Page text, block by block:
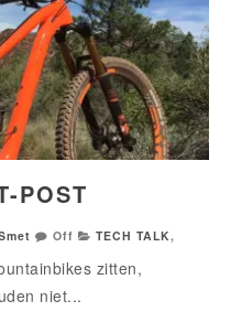
POST
Off TECH TALK,
zitten,
niet...